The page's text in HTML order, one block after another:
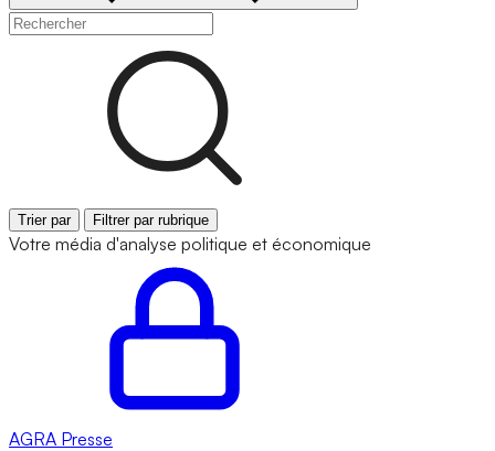
Trier par Filtrer par rubrique
Votre média d'analyse politique et économique
AGRA Presse